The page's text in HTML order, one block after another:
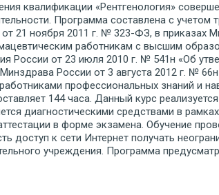
квалификации «Рентгенология»
Программа составлена с учетом
21 ноября 2011 г. № 323-ФЗ, в приказах
работникам с высшим
России от 23 июля 2010 г. № 541н «Об
России от 3 августа 2012 г. №
профессиональных знаний и
144 часа. Данный курс
диагностическими средствами в
в форме экзамена. Обучение
доступ к сети Интернет получать
учреждения. Программа